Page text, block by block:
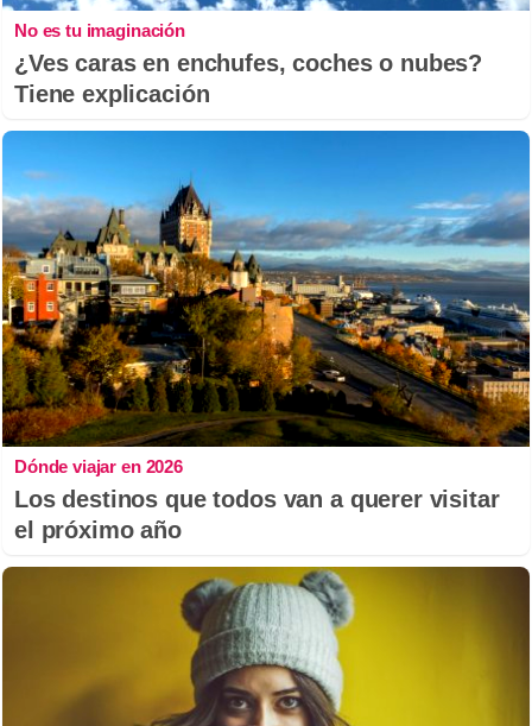
No es tu imaginación
¿Ves caras en enchufes, coches o nubes?
Tiene explicación
Dónde viajar en 2026
Los destinos que todos van a querer visitar
el próximo año